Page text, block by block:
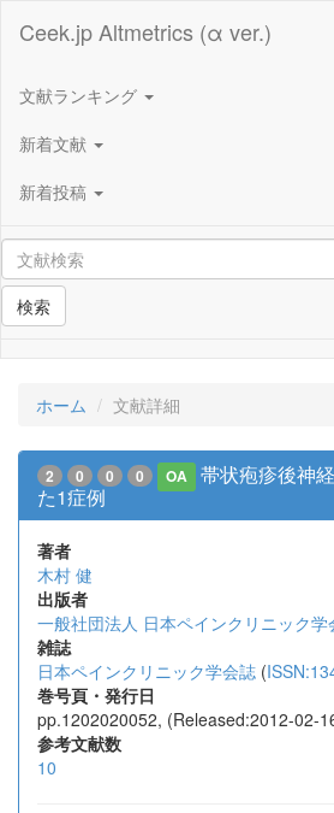
Ceek.jp Altmetrics (α ver.)
文献ランキング
新着文献
新着投稿
検索
ホーム 文献詳細
2 0 0 0 OA
帯状疱疹後神
た1症例
著者
木村 健
出版者
一般社団法人 日本ペインクリニック学
雑誌
日本ペインクリニック学会誌 (
巻号頁・発行日
pp.1202020052, (Released:2012-02-
参考文献数
10